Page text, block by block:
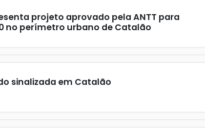
projeto aprovado pela ANTT para
no perímetro urbano de Catalão
sinalizada em Catalão